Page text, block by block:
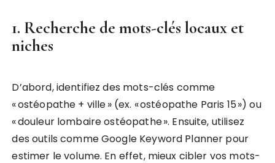
1. Recherche de mots-clés locaux et
niches
D’abord, identifiez des mots-clés comme
« ostéopathe + ville » (ex. « ostéopathe Paris 15 ») ou
« douleur lombaire ostéopathe ». Ensuite, utilisez
des outils comme Google Keyword Planner pour
estimer le volume. En effet, mieux cibler vos mots-